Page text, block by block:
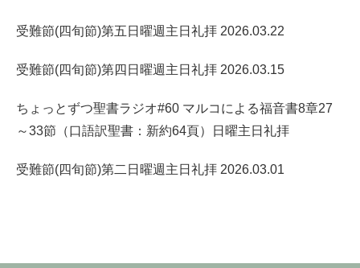
受難節(四旬節)第五日曜週主日礼拝 2026.03.22
受難節(四旬節)第四日曜週主日礼拝 2026.03.15
ちょっとずつ聖書ラジオ#60 マルコによる福音書8章27
～33節（口語訳聖書：新約64頁）日曜主日礼拝
受難節(四旬節)第二日曜週主日礼拝 2026.03.01